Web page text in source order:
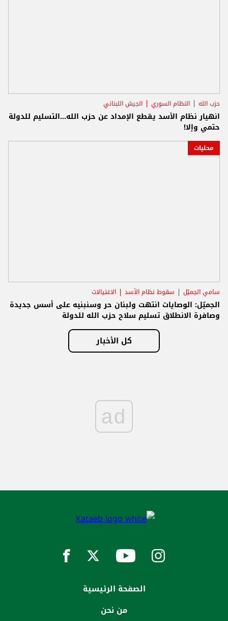
حزب الله النظام السوري الجيش اللبناني
انهيار نظام الأسد يقطع الإمداد عن حزب الله...التسليم للدولة
حتمي وإلا!
محليات
سامي الجميّل سقوط نظام الأسد الاغتيالات
الجميّل: الوصايات انتهت ولبنان حر وسنبنيه على أسس جديدة
وصافرة الانطلاق تسليم سلاح حزب الله للدولة
كل الأخبار
ad
الصفحة الرئيسية
من نحن